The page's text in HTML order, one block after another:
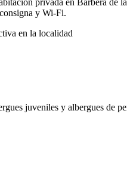
privada en Barberà
y Wi-Fi.
en la localidad
juveniles y albergues de